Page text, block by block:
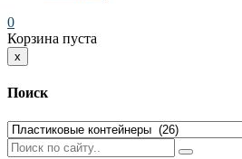
0
Корзина пуста
x
Поиск